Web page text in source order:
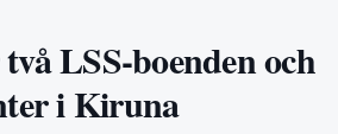
LSS-boenden och
i Kiruna